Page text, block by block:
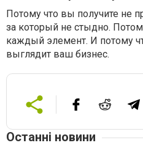
Потому что вы получите не
за который не стыдно.
каждый элемент. И потому
выглядит ваш бизнес.
Останні новини